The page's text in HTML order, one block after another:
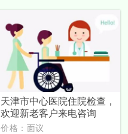
天津市中心医院住院检查，
欢迎新老客户来电咨询
价格：面议